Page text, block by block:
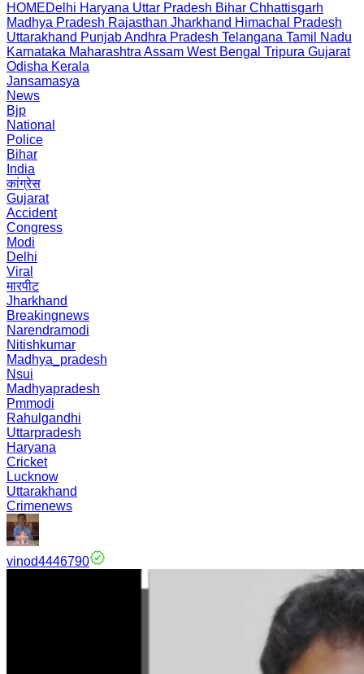
HOMEDelhi Haryana Uttar Pradesh Bihar Chhattisgarh
Madhya Pradesh Rajasthan Jharkhand Himachal Pradesh
Uttarakhand PunjabAndhra Pradesh Telangana Tamil Nadu
Karnataka Maharashtra Assam West Bengal Tripura Gujarat
Odisha Kerala
Jansamasya
News
Bjp
National
Police
Bihar
India
कांग्रेस
Gujarat
Accident
Congress
Modi
Delhi
Viral
मारपीट
Jharkhand
Breakingnews
Narendramodi
Nitishkumar
Madhya_pradesh
Nsui
Madhyapradesh
Pmmodi
Rahulgandhi
Uttarpradesh
Haryana
Cricket
Lucknow
Uttarakhand
Crimenews
vinod4446790